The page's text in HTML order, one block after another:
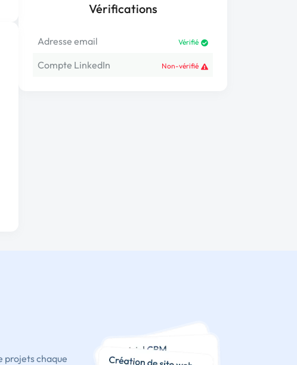
Vérifications
Adresse email Vérifié
Compte LinkedIn Non-vérifié
projets chaque